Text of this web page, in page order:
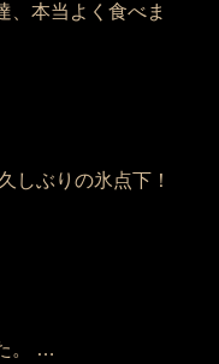
、本当よく食べま
しぶりの氷点下！
。 …